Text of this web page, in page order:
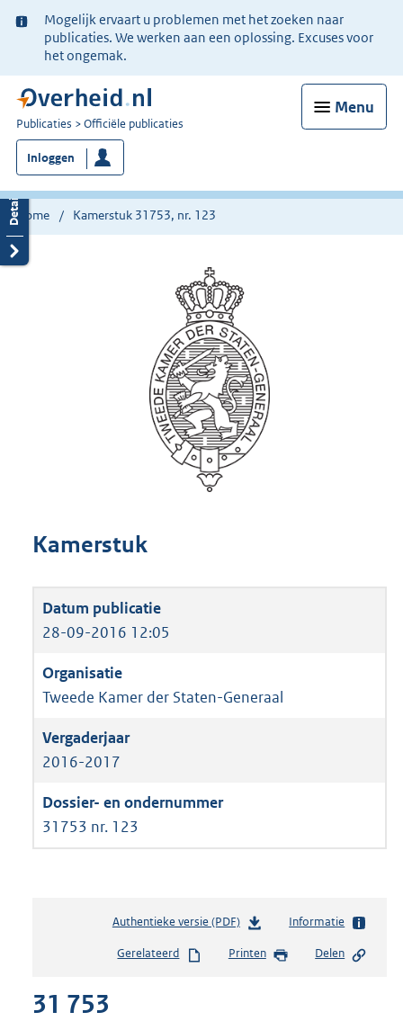
Ter
informatie:
Mogelijk ervaart u problemen met het zoeken naar
publicaties. We werken aan een oplossing. Excuses voor
het ongemak.
Menu
U
bent
nu
hier:
Publicaties Officiële publicaties
Inloggen
Home Kamerstuk 31753, nr. 123
Kamerstuk
28-09-2016 12:05
Tweede Kamer der Staten-Generaal
2016-2017
31753 nr. 123
Authentieke versie (PDF)b
s
Informatie
Gerelateerd Printen Delen
31 753